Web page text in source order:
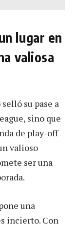
lugar en
valiosa
su pase a
sino que
de play-off
valioso
ser una
una
incierto. Con